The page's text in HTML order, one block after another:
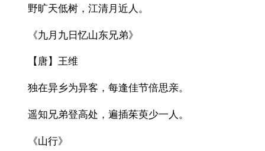
野旷天低树，江清月近人。
《九月九日忆山东兄弟》
【唐】王维
独在异乡为异客，每逢佳节倍思亲。
遥知兄弟登高处，遍插茱萸少一人。
《山行》